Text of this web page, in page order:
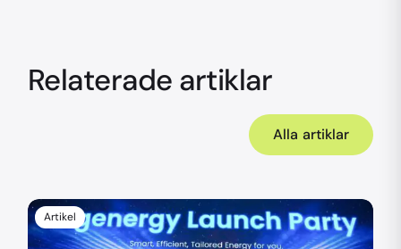
Relaterade artiklar
Alla artiklar
Artikel